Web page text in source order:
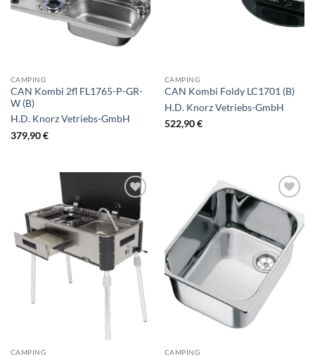
CAMPING
CAN Kombi 2fl FL1765-P-GR-
W (B)
H.D. Knorz Vetriebs-GmbH
379,90€
CAMPING
CAN Kombi Foldy LC1701 (B)
H.D. Knorz Vetriebs-GmbH
522,90€
CAMPING CAMPING